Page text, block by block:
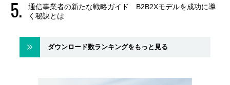
通信事業者の新たな戦略ガイド B2B2Xモデルを成功に導
く秘訣とは
ダウンロード数ランキングをもっと見る